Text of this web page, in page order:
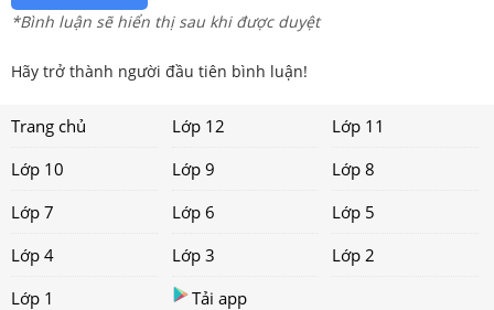
*Bình luận sẽ hiển thị sau khi được duyệt
Hãy trở thành người đầu tiên bình luận!
Trang chủ Lớp 12
Lớp 11
Lớp 10
Lớp 9
Lớp 8
Lớp 7
Lớp 6
Lớp 5
Lớp 4
Lớp 3
Lớp 2
Lớp 1
Tải app